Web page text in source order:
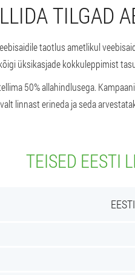
TILGAD
taotlus ametlikul
üksikasjade kokkuleppimist
50% allahindlusega.
linnast erineda ja seda
TEISED EESTI